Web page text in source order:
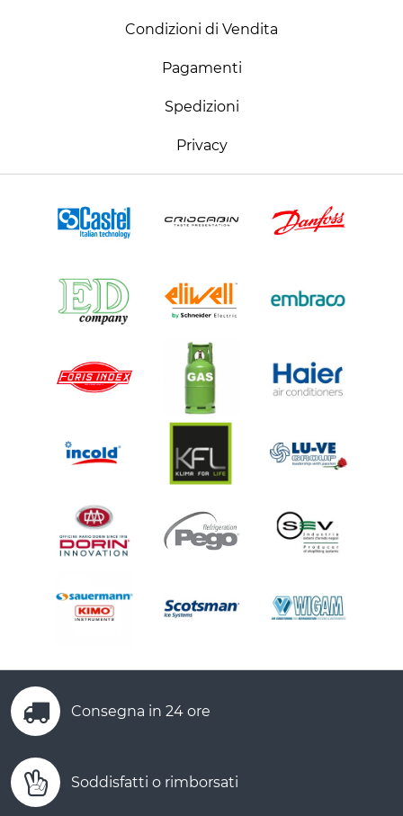
Condizioni di Vendita
Pagamenti
Spedizioni
Privacy
Consegna in 24 ore
Soddisfatti o rimborsati